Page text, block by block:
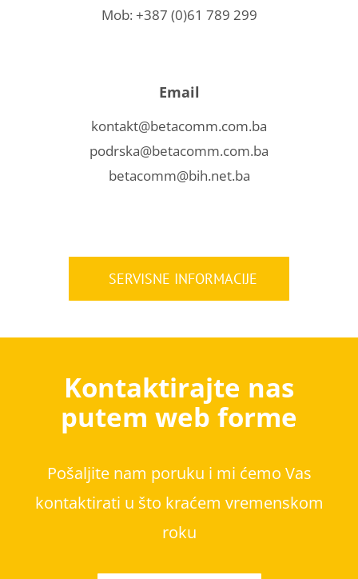
Mob: +387 (0)61 789 299
Email
kontakt@betacomm.com.ba
podrska@betacomm.com.ba
betacomm@bih.net.ba
SERVISNE INFORMACIJE
Kontaktirajte nas
putem web forme
Pošaljite nam poruku i mi ćemo Vas
kontaktirati u što kraćem vremenskom
roku